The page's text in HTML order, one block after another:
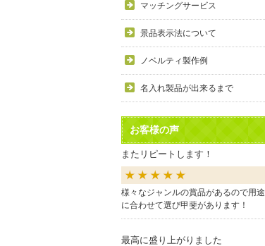
マッチングサービス
景品表示法について
ノベルティ製作例
名入れ製品が出来るまで
お客様の声
またリピートします！
様々なジャンルの賞品があるので用途
に合わせて選び甲斐があります！
最高に盛り上がりました